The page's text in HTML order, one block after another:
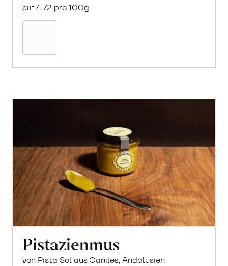
CHF 4.72 pro 100g
Pistazienmus
von Pista Sol aus Caniles, Andalusien